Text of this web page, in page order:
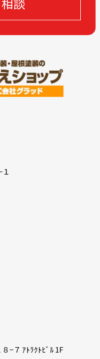
2022-10
2022-08
2022-06
2022-02
2021-08
2021-01
−７ ｱﾄﾗｸﾄﾋﾞﾙ 1F